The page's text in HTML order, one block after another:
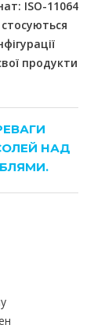
ISO-11064
продукти
НАД